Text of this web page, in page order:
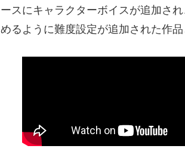
ースにキャラクターボイスが追加さ
めるように難度設定が追加された作品